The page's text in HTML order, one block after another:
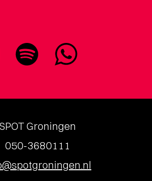
SPOT Groningen
050-3680111